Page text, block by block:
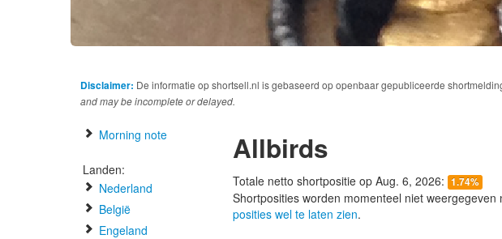
Disclaimer: De informatie op shortsell.nl is gebaseerd op openbaar gepubliceerde
and may be incomplete or delayed.
Morning note
Landen:
Nederland
België
Engeland
Allbirds
Totale netto shortpositie op Aug. 6, 2026: 1.74%
Shortposities worden momenteel niet
posities wel te laten zien.